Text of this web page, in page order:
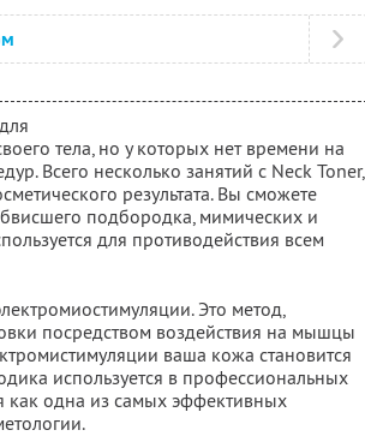
тела, но у которых нет времени на
Всего несколько занятий с Neck Toner,
результата. Вы сможете
подбородка, мимических и
для противодействия всем
Это метод,
посредством воздействия на мышцы
ваша кожа становится
используется в профессиональных
как одна из самых эффективных